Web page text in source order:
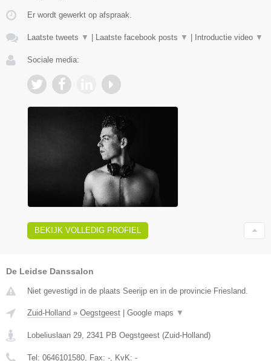
Er wordt gewerkt op afspraak.
Laatste tweets ▼ Laatste facebook posts ▼ Introductie video ▼
Sociale media:
BEKIJK VOLLEDIG PROFIEL
De Leidse Danssalon
Niet gevestigd in de plaats Seerijp en in de provincie Friesland.
Zuid-Holland » Oegstgeest Google maps ▼
Lobeliuslaan 29, 2341 PB Oegstgeest (Zuid-Holland)
Tel: 0646101580, Fax: -, KvK: -